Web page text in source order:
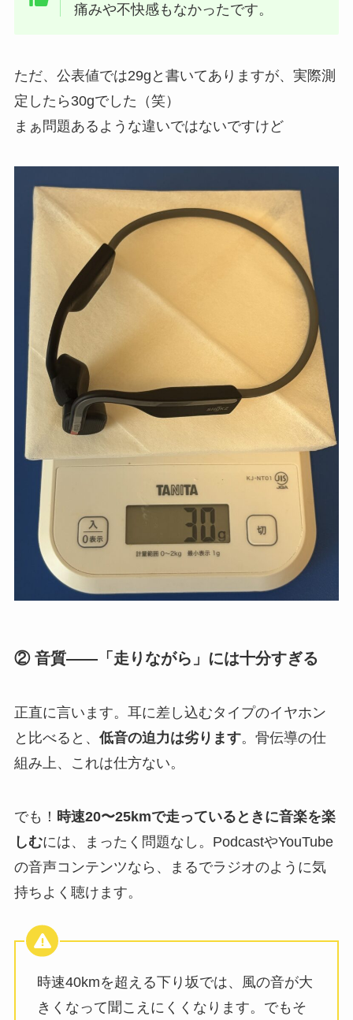
痛みや不快感もなかったです。
ただ、公表値では29gと書いてありますが、実際測
定したら30gでした（笑）
まぁ問題あるような違いではないですけど
② 音質——「走りながら」には十分すぎる
正直に言います。耳に差し込むタイプのイヤホン
と比べると、 低音の迫力は劣ります。骨伝導の仕
組み上、これは仕方ない。
でも！ 時速20〜25kmで走っているときに音楽を楽
しむには、まったく問題なし。PodcastやYouTube
の音声コンテンツなら、まるでラジオのように気
持ちよく聴けます。
時速40kmを超える下り坂では、風の音が大
きくなって聞こえにくくなります。でもそ